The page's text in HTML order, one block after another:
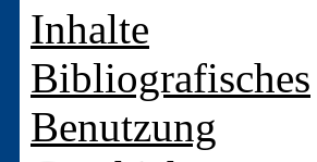
Inhalte
Bibliografisches
Benutzung